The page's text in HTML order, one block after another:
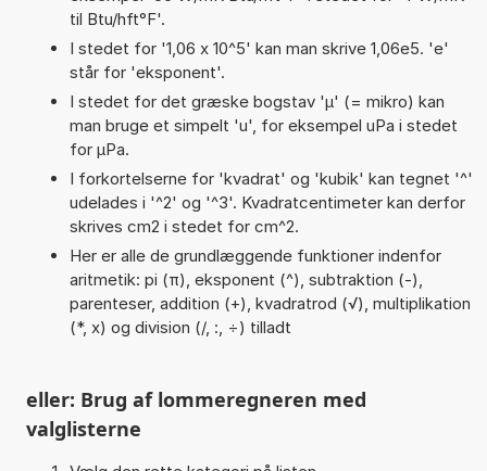
til Btu/hft°F'.
I stedet for '1,06 x 10^5' kan man skrive 1,06e5. 'e'
står for 'eksponent'.
I stedet for det græske bogstav 'µ' (= mikro) kan
man bruge et simpelt 'u', for eksempel uPa i stedet
for µPa.
I forkortelserne for 'kvadrat' og 'kubik' kan tegnet '^'
udelades i '^2' og '^3'. Kvadratcentimeter kan derfor
skrives cm2 i stedet for cm^2.
Her er alle de grundlæggende funktioner indenfor
aritmetik: pi (π), eksponent (^), subtraktion (-),
parenteser, addition (+), kvadratrod (√), multiplikation
(*, x) og division (/, :, ÷) tilladt
eller: Brug af lommeregneren med
valglisterne